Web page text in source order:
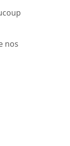
nos